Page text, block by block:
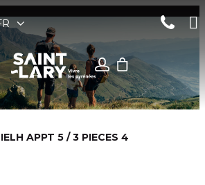
APPT 5 / 3 PIECES 4